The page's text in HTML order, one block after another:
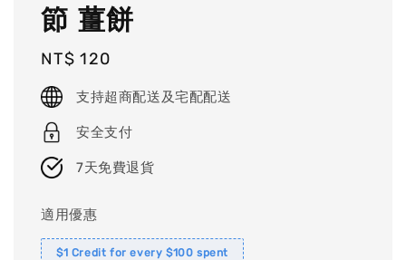
節 薑餅
Regular
price
NT$ 120
支持超商配送及宅配配送
安全支付
7天免費退貨
適用優惠
$1 Credit for every $100 spent